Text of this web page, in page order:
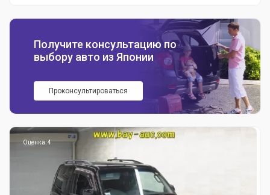
Получите консультацию по
выбору авто из Японии
Проконсультироваться
Оценка: 4